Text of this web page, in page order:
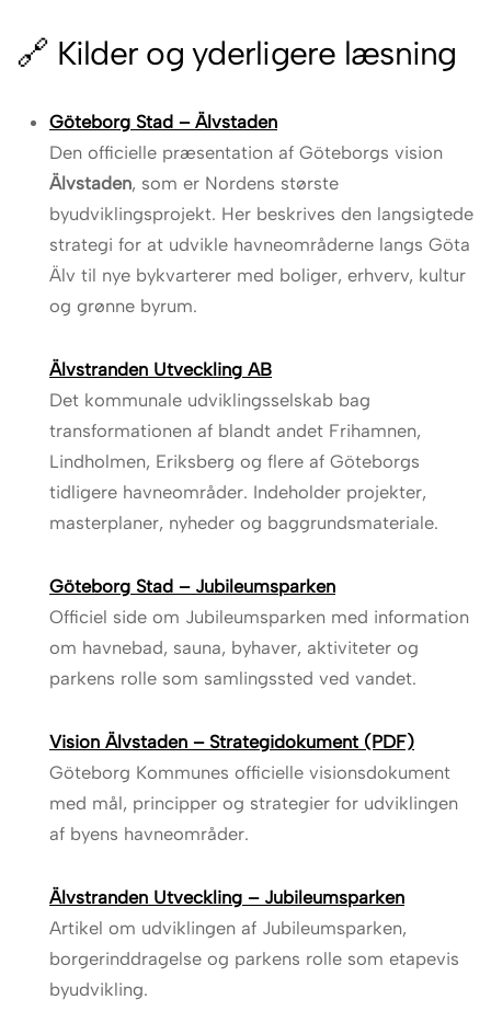
🔗 Kilder og yderligere læsning
Göteborg Stad – Älvstaden
Den officielle præsentation af Göteborgs vision
Älvstaden, som er Nordens største
byudviklingsprojekt. Her beskrives den langsigtede
strategi for at udvikle havneområderne langs Göta
Älv til nye bykvarterer med boliger, erhverv, kultur
og grønne byrum.
Älvstranden Utveckling AB
Det kommunale udviklingsselskab bag
transformationen af blandt andet Frihamnen,
Lindholmen, Eriksberg og flere af Göteborgs
tidligere havneområder. Indeholder projekter,
masterplaner, nyheder og baggrundsmateriale.
Göteborg Stad – Jubileumsparken
Officiel side om Jubileumsparken med information
om havnebad, sauna, byhaver, aktiviteter og
parkens rolle som samlingssted ved vandet.
Vision Älvstaden – Strategidokument (PDF)
Göteborg Kommunes officielle visionsdokument
med mål, principper og strategier for udviklingen
af byens havneområder.
Älvstranden Utveckling – Jubileumsparken
Artikel om udviklingen af Jubileumsparken,
borgerinddragelse og parkens rolle som etapevis
byudvikling.